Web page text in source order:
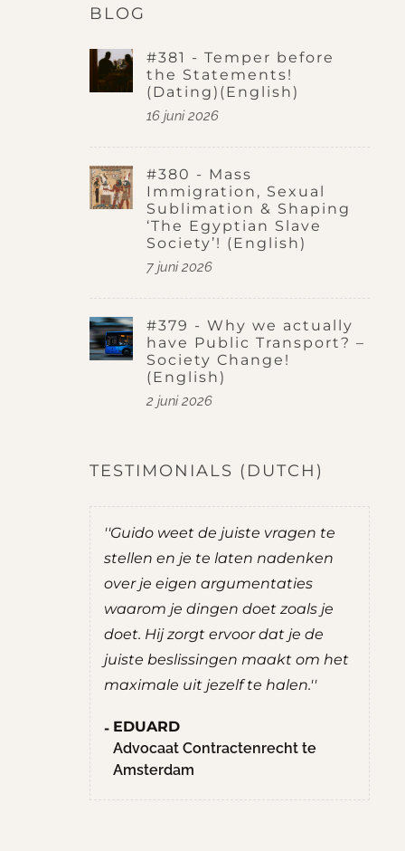
BLOG
#381 - Temper before
the Statements!
(Dating)(English)
16 juni 2026
#380 - Mass
Immigration, Sexual
Sublimation & Shaping
‘The Egyptian Slave
Society’! (English)
7 juni 2026
#379 - Why we actually
have Public Transport? –
Society Change!
(English)
2 juni 2026
TESTIMONIALS (DUTCH)
''Guido weet de juiste vragen te
stellen en je te laten nadenken
over je eigen argumentaties
waarom je dingen doet zoals je
doet. Hij zorgt ervoor dat je de
juiste beslissingen maakt om het
maximale uit jezelf te halen.''
EDUARD
Advocaat Contractenrecht te
Amsterdam
je
zelf
een